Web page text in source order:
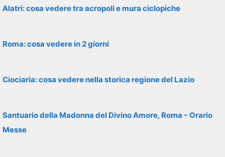
Alatri: cosa vedere tra acropoli e mura ciclopiche
Roma: cosa vedere in 2 giorni
Ciociaria: cosa vedere nella storica regione del Lazio
Santuario della Madonna del Divino Amore, Roma – Orario
Messe